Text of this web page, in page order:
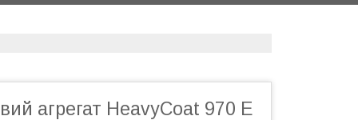
агрегат HeavyCoat 970 E